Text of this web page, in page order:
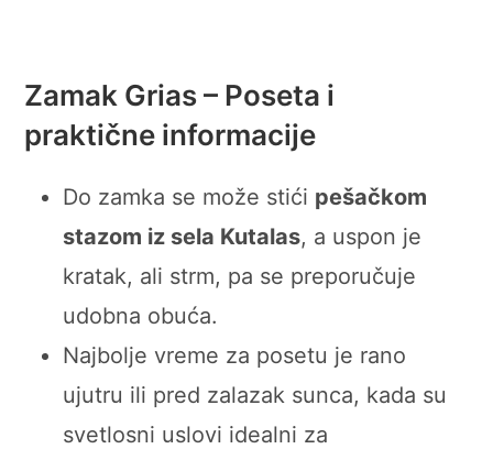
Zamak Grias – Poseta i
praktične informacije
Do zamka se može stići pešačkom
stazom iz sela Kutalas, a uspon je
kratak, ali strm, pa se preporučuje
udobna obuća.
Najbolje vreme za posetu je rano
ujutru ili pred zalazak sunca, kada su
svetlosni uslovi idealni za